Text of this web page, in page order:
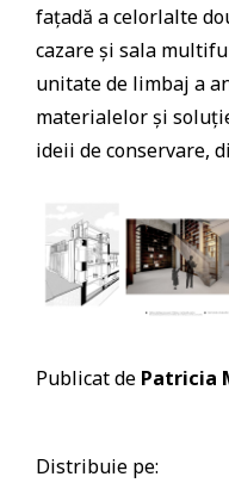
fațadă a celorlalte
cazare și sala
unitate de limbaj a
materialelor și
ideii de conservare,
Publicat de Patricia
Distribuie pe: